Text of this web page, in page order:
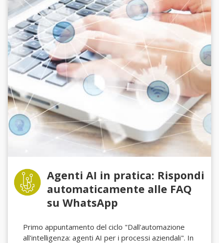
Agenti AI in pratica: Rispondi
automaticamente alle FAQ
su WhatsApp
Primo appuntamento del ciclo "Dall'automazione
all'intelligenza: agenti AI per i processi aziendali". In